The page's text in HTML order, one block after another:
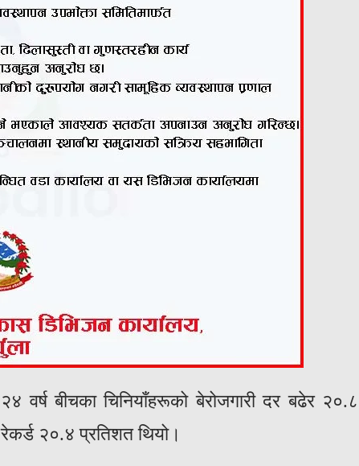
वर्ष बीचका चिनियाँहरूको बेरोजगारी दर बढेर २०.८
२०.४ प्रतिशत थियो।